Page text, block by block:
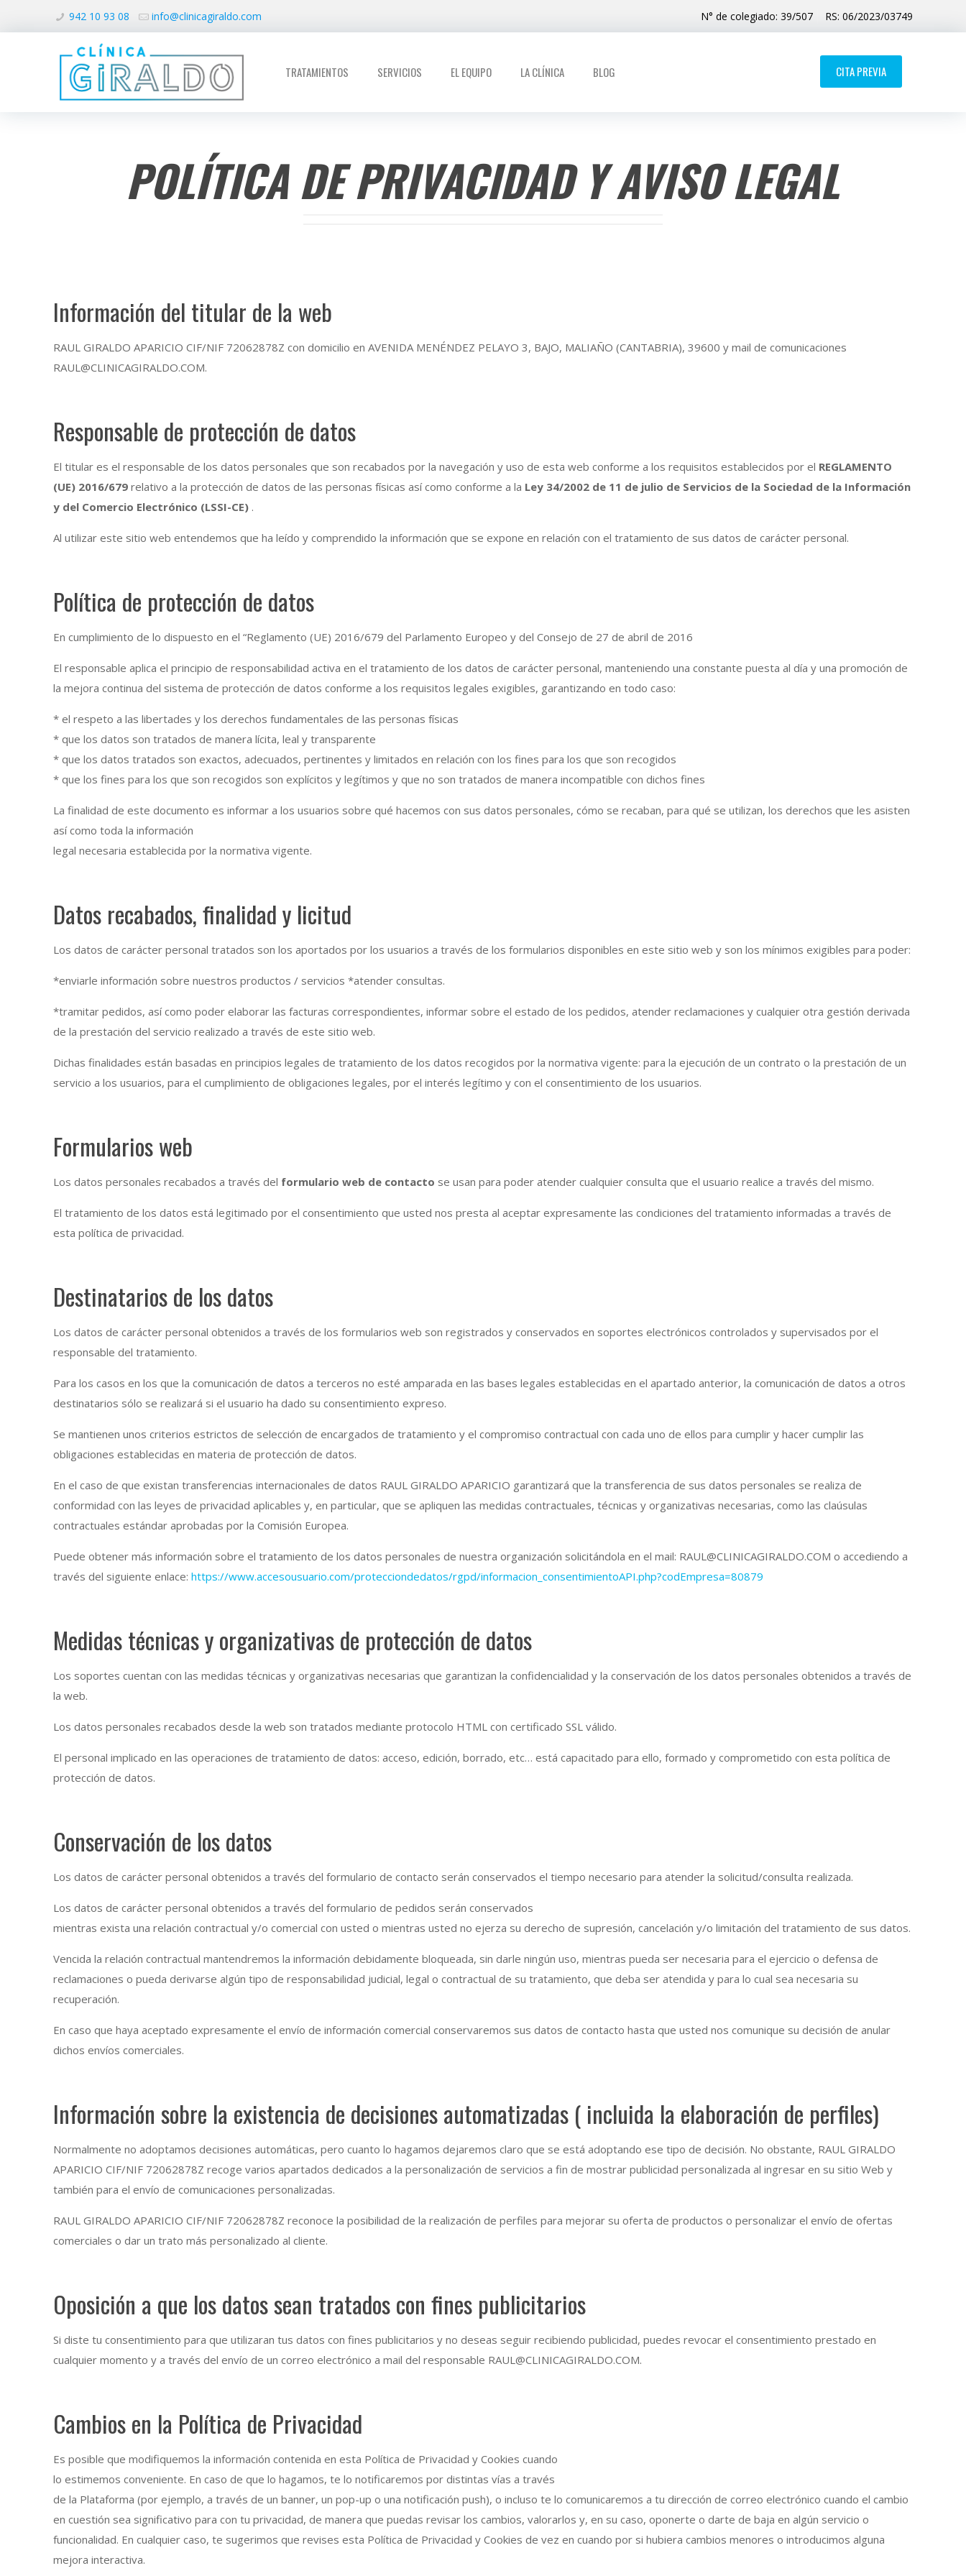
942 10 93 08 info@clinicagiraldo.com N° de colegiado: 39/507 RS: 06/2023/03749
TRATAMIENTOS SERVICIOS EL EQUIPO LA CLÍNICA BLOG CITA PREVIA
POLÍTICA DE PRIVACIDAD Y AVISO LEGAL
Información del titular de la web
RAUL GIRALDO APARICIO CIF/NIF 72062878Z con domicilio en AVENIDA MENÉNDEZ PELAYO 3, BAJO, MALIAÑO (CANTABRIA), 39600 y mail de comunicaciones
RAUL@CLINICAGIRALDO.COM.
Responsable de protección de datos
El titular es el responsable de los datos personales que son recabados por la navegación y uso de esta web conforme a los requisitos establecidos por el REGLAMENTO
(UE) 2016/679relativo a la protección de datos de las personas físicas así como conforme a la Ley 34/2002 de 11 de julio de Servicios de la Sociedad de la Información
y del Comercio Electrónico (LSSI-CE) .
Al utilizar este sitio web entendemos que ha leído y comprendido la información que se expone en relación con el tratamiento de sus datos de carácter personal.
Política de protección de datos
En cumplimiento de lo dispuesto en el “Reglamento (UE) 2016/679 del Parlamento Europeo y del Consejo de 27 de abril de 2016
El responsable aplica el principio de responsabilidad activa en el tratamiento de los datos de carácter personal, manteniendo una constante puesta al día y una promoción de
la mejora continua del sistema de protección de datos conforme a los requisitos legales exigibles, garantizando en todo caso:
* el respeto a las libertades y los derechos fundamentales de las personas físicas
* que los datos son tratados de manera lícita, leal y transparente
* que los datos tratados son exactos, adecuados, pertinentes y limitados en relación con los fines para los que son recogidos
* que los fines para los que son recogidos son explícitos y legítimos y que no son tratados de manera incompatible con dichos fines
La finalidad de este documento es informar a los usuarios sobre qué hacemos con sus datos personales, cómo se recaban, para qué se utilizan, los derechos que les asisten
así como toda la información
legal necesaria establecida por la normativa vigente.
Datos recabados, finalidad y licitud
Los datos de carácter personal tratados son los aportados por los usuarios a través de los formularios disponibles en este sitio web y son los mínimos exigibles para poder:
*enviarle información sobre nuestros productos / servicios *atender consultas.
*tramitar pedidos, así como poder elaborar las facturas correspondientes, informar sobre el estado de los pedidos, atender reclamaciones y cualquier otra gestión derivada
de la prestación del servicio realizado a través de este sitio web.
Dichas finalidades están basadas en principios legales de tratamiento de los datos recogidos por la normativa vigente: para la ejecución de un contrato o la prestación de un
servicio a los usuarios, para el cumplimiento de obligaciones legales, por el interés legítimo y con el consentimiento de los usuarios.
Formularios web
Los datos personales recabados a través del formulario web de contacto se usan para poder atender cualquier consulta que el usuario realice a través del mismo.
El tratamiento de los datos está legitimado por el consentimiento que usted nos presta al aceptar expresamente las condiciones del tratamiento informadas a través de
esta política de privacidad.
Destinatarios de los datos
Los datos de carácter personal obtenidos a través de los formularios web son registrados y conservados en soportes electrónicos controlados y supervisados por el
responsable del tratamiento.
Para los casos en los que la comunicación de datos a terceros no esté amparada en las bases legales establecidas en el apartado anterior, la comunicación de datos a otros
destinatarios sólo se realizará si el usuario ha dado su consentimiento expreso.
Se mantienen unos criterios estrictos de selección de encargados de tratamiento y el compromiso contractual con cada uno de ellos para cumplir y hacer cumplir las
obligaciones establecidas en materia de protección de datos.
En el caso de que existan transferencias internacionales de datos RAUL GIRALDO APARICIO garantizará que la transferencia de sus datos personales se realiza de
conformidad con las leyes de privacidad aplicables y, en particular, que se apliquen las medidas contractuales, técnicas y organizativas necesarias, como las claúsulas
contractuales estándar aprobadas por la Comisión Europea.
Puede obtener más información sobre el tratamiento de los datos personales de nuestra organización solicitándola en el mail: RAUL@CLINICAGIRALDO.COM o accediendo a
través del siguiente enlace:https://www.accesousuario.com/protecciondedatos/rgpd/informacion_consentimientoAPI.php?codEmpresa=80879
Medidas técnicas y organizativas de protección de datos
Los soportes cuentan con las medidas técnicas y organizativas necesarias que garantizan la confidencialidad y la conservación de los datos personales obtenidos a través de
la web.
Los datos personales recabados desde la web son tratados mediante protocolo HTML con certificado SSL válido.
El personal implicado en las operaciones de tratamiento de datos: acceso, edición, borrado, etc… está capacitado para ello, formado y comprometido con esta política de
protección de datos.
Conservación de los datos
Los datos de carácter personal obtenidos a través del formulario de contacto serán conservados el tiempo necesario para atender la solicitud/consulta realizada.
Los datos de carácter personal obtenidos a través del formulario de pedidos serán conservados
mientras exista una relación contractual y/o comercial con usted o mientras usted no ejerza su derecho de supresión, cancelación y/o limitación del tratamiento de sus datos.
Vencida la relación contractual mantendremos la información debidamente bloqueada, sin darle ningún uso, mientras pueda ser necesaria para el ejercicio o defensa de
reclamaciones o pueda derivarse algún tipo de responsabilidad judicial, legal o contractual de su tratamiento, que deba ser atendida y para lo cual sea necesaria su
recuperación.
En caso que haya aceptado expresamente el envío de información comercial conservaremos sus datos de contacto hasta que usted nos comunique su decisión de anular
dichos envíos comerciales.
Información sobre la existencia de decisiones automatizadas ( incluida la elaboración de perfiles)
Normalmente no adoptamos decisiones automáticas, pero cuanto lo hagamos dejaremos claro que se está adoptando ese tipo de decisión. No obstante, RAUL GIRALDO
APARICIO CIF/NIF 72062878Z recoge varios apartados dedicados a la personalización de servicios a fin de mostrar publicidad personalizada al ingresar en su sitio Web y
también para el envío de comunicaciones personalizadas.
RAUL GIRALDO APARICIO CIF/NIF 72062878Z reconoce la posibilidad de la realización de perfiles para mejorar su oferta de productos o personalizar el envío de ofertas
comerciales o dar un trato más personalizado al cliente.
Oposición a que los datos sean tratados con fines publicitarios
Si diste tu consentimiento para que utilizaran tus datos con fines publicitarios y no deseas seguir recibiendo publicidad, puedes revocar el consentimiento prestado en
cualquier momento y a través del envío de un correo electrónico a mail del responsable RAUL@CLINICAGIRALDO.COM.
Cambios en la Política de Privacidad
Es posible que modifiquemos la información contenida en esta Política de Privacidad y Cookies cuando
lo estimemos conveniente. En caso de que lo hagamos, te lo notificaremos por distintas vías a través
de la Plataforma (por ejemplo, a través de un banner, un pop-up o una notificación push), o incluso te lo comunicaremos a tu dirección de correo electrónico cuando el cambio
en cuestión sea significativo para con tu privacidad, de manera que puedas revisar los cambios, valorarlos y, en su caso, oponerte o darte de baja en algún servicio o
funcionalidad. En cualquier caso, te sugerimos que revises esta Política de Privacidad y Cookies de vez en cuando por si hubiera cambios menores o introducimos alguna
mejora interactiva.